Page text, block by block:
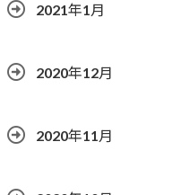
2021年1月
2020年12月
2020年11月